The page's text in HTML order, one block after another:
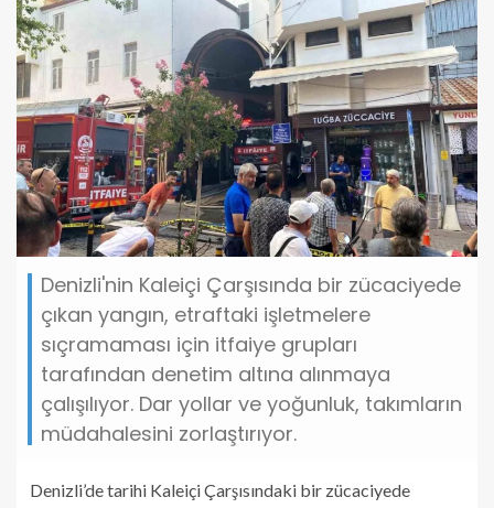
Denizli'nin Kaleiçi Çarşısında bir zücaciyede
çıkan yangın, etraftaki işletmelere
sıçramaması için itfaiye grupları
tarafından denetim altına alınmaya
çalışılıyor. Dar yollar ve yoğunluk, takımların
müdahalesini zorlaştırıyor.
Denizli’de tarihi Kaleiçi Çarşısındaki bir zücaciyede